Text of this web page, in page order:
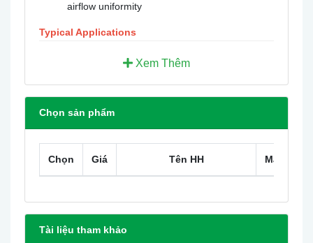
airflow uniformity
Typical Applications
Biotechnology
Xem Thêm
Chọn sản phẩm
Chọn Giá Tên HH Mã HH
Tài liệu tham khảo